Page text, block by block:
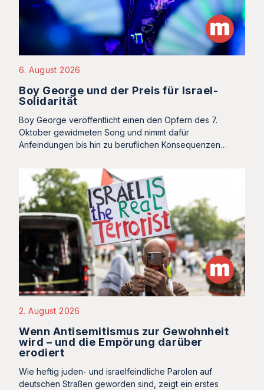
6. August 2026
Boy George und der Preis für Israel-
Solidarität
Boy George veröffentlicht einen den Opfern des 7.
Oktober gewidmeten Song und nimmt dafür
Anfeindungen bis hin zu beruflichen Konsequenzen…
2. August 2026
Wenn Antisemitismus zur Gewohnheit
wird – und die Empörung darüber
erodiert
Wie heftig juden- und israelfeindliche Parolen auf
deutschen Straßen geworden sind, zeigt ein erstes